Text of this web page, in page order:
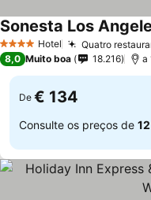
4 EstrelasHotel Quatro
Sonesta Los
8,0 Muito boa 18.216
De € 134
Consulte os preços de